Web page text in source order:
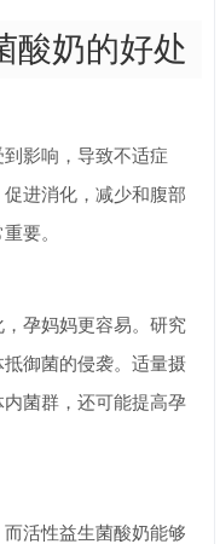
酸奶的好处
影响，导致不适症
进消化，减少和腹部
要。
孕妈妈更容易。研究
御菌的侵袭。适量摄
菌群，还可能提高孕
活性益生菌酸奶能够